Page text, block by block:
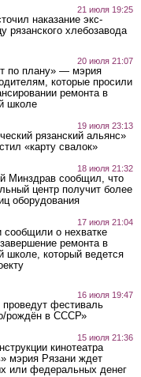
21 июля 19:25
наказание экс-
рязанского хлебозавода
20 июля 21:07
по плану» — мэрия
которые просили
ремонта в
школе
19 июля 23:13
рязанский альянс»
«карту свалок»
18 июля 21:32
Минздрав сообщил, что
центр получит более
оборудования
17 июля 21:04
сообщили о нехватке
ремонта в
школе, который ведется
16 июля 19:47
проведут фестиваль
рождён в СССР»
15 июля 21:36
кинотеатра
мэрия Рязани ждет
или федеральных денег